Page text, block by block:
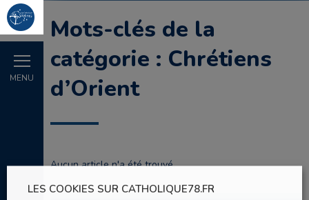
MENU
Mots-clés de la
catégorie : Chrétiens
d’Orient
Aucun article n'a été trouvé.
LES COOKIES SUR CATHOLIQUE78.FR